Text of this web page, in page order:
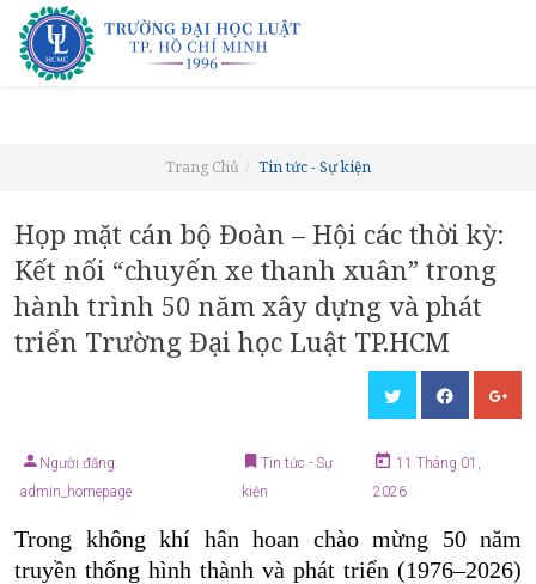
Trang Chủ Tin tức - Sự kiện
Họp mặt cán bộ Đoàn – Hội các thời kỳ:
Kết nối “chuyến xe thanh xuân” trong
hành trình 50 năm xây dựng và phát
triển Trường Đại học Luật TP.HCM
Người đăng:
admin_homepage
Tin tức - Sự
kiện
11 Tháng 01,
2026
Trong không khí hân hoan chào mừng 50 năm
truyền thống hình thành và phát triển (1976–2026)